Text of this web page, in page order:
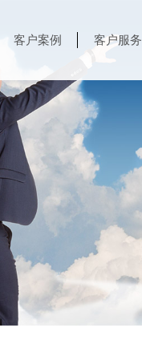
客户案例 客户服务